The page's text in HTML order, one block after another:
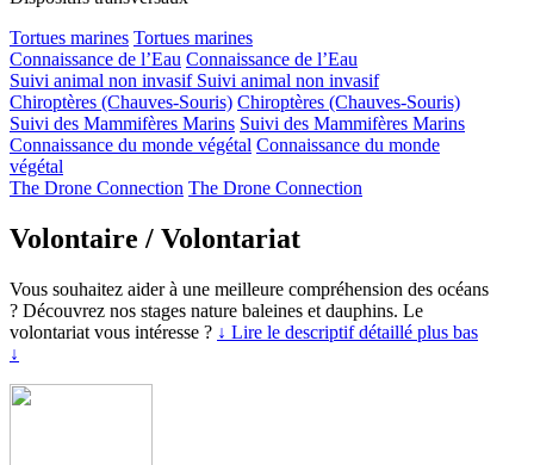
Tortues marines Tortues marines
Connaissance de l’Eau Connaissance de l’Eau
Suivi animal non invasif Suivi animal non invasif
Chiroptères (Chauves-Souris) Chiroptères (Chauves-Souris)
Suivi des Mammifères Marins Suivi des Mammifères Marins
Connaissance du monde végétal Connaissance du monde
végétal
The Drone Connection The Drone Connection
Volontaire / Volontariat
Vous souhaitez aider à une meilleure compréhension des océans
? Découvrez nos stages nature baleines et dauphins. Le
volontariat vous intéresse ? ↓ Lire le descriptif détaillé plus bas
↓